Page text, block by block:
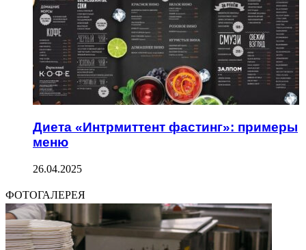
Диета «Интрмиттент фастинг»: примеры
меню
26.04.2025
ФОТОГАЛЕРЕЯ